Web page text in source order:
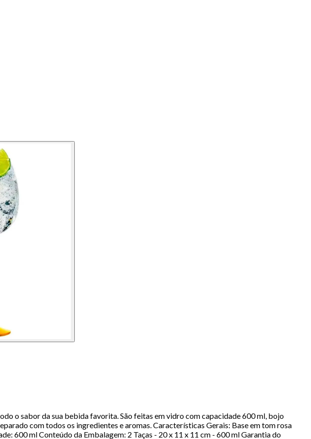
o sabor da sua bebida favorita. São feitas em vidro com capacidade 600 ml, bojo
com todos os ingredientes e aromas. Características Gerais: Base em tom rosa
600 ml Conteúdo da Embalagem: 2 Taças - 20 x 11 x 11 cm - 600 ml Garantia do